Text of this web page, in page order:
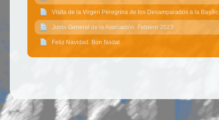
Visita de la Virgen Peregrina de los Desamparados a la
Junta General de la Asociación. Febrero 2023
Feliz Navidad. Bon Nadal